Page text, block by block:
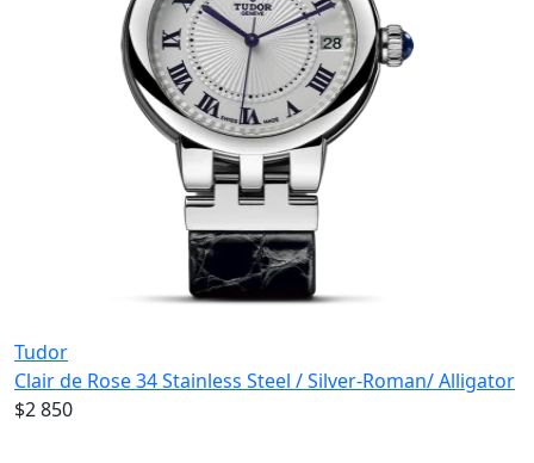
Tudor
Clair de Rose 34 Stainless Steel / Silver-Roman/ Alligator
$2 850